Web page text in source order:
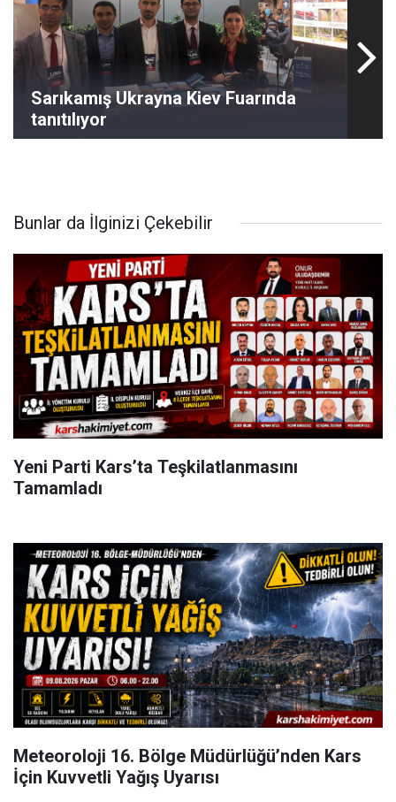
Sarıkamış Ukrayna Kiev Fuarında
tanıtılıyor
Bunlar da İlginizi Çekebilir
Yeni Parti Kars’ta Teşkilatlanmasını
Tamamladı
Meteoroloji 16. Bölge Müdürlüğü’nden Kars
İçin Kuvvetli Yağış Uyarısı